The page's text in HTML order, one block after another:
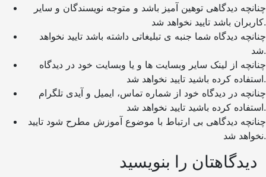
کاربران باشد تایید نخواهد شد.
شد.
استفاده کرده باشید تایید نخواهد شد.
استفاده کرده باشید تایید نخواهد شد.
چنانچه دیدگاهی بی ارتباط با موضوع آموزش مطرح شود تایید
نخواهد شد.
دیدگاهتان را بنویسید